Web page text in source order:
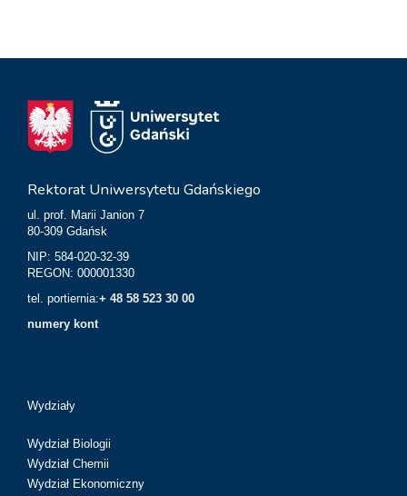
Rektorat Uniwersytetu Gdańskiego
ul. prof. Marii Janion 7
80-309 Gdańsk
NIP: 584-020-32-39
REGON: 000001330
tel. portiernia:+ 48 58 523 30 00
numery kont
Wydziały
Wydział Biologii
Wydział Chemii
Wydział Ekonomiczny